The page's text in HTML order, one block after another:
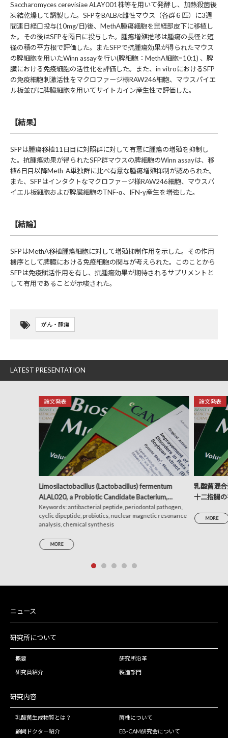
Saccharomyces cerevisiae ALAY001株等を用いて発酵し、加熱殺菌後
凍結乾燥して調製した。SFPをBALB/c雌性マウス（各群６匹）に3週
間連日経口投与(10mg/日)後、MethA腫瘍細胞を鼠経部皮下に移植し
た。その後はSFPを隔日に投与した。腫瘍増殖推移は腫瘍の長径と短
径の積の平方根で評価した。またSFPで抗腫瘍効果が得られたマウス
の脾細胞を用いたWinn assayを行い(脾細胞：MethA細胞=10:1) 、脾
臓における免疫細胞の活性化を評価した。また、in vitroにおけるSFP
の免疫細胞刺激活性をマクロファージ様RAW246細胞、マウスパイエ
ル板並びに脾臓細胞を用いてサイトカイン産生性で評価した。
【結果】
SFPは腫瘍移植11日目に対照群に対して有意に腫瘍の増殖を抑制し
た。抗腫瘍効果が得られたSFP群マウスの脾細胞のWinn assayは、移
植6日目以降Meth-A単独群に比べ有意な腫瘍増殖抑制が認められた。
また、SFPはインタクトなマクロファージ様RAW246細胞、マウスパ
イエル板細胞および脾臓細胞のTNF-α、IFN-γ産生を増強した。
【結論】
SFPはMethA移植腫瘍細胞に対して増殖抑制作用を示した。その作用
機序として脾臓における免疫細胞の関与が考えられた。このことから
SFPは免疫賦活作用を有し、抗腫瘍効果が期待されるサプリメントと
して有用であることが示唆された。
がん・腫瘍
LATEST PRESENTATION
論文発表
Limosilactobacillus (Lactobacillus) fermentum
ALAL020, a Probiotic Candidate Bacterium,
Produces a Cyclic Dipeptide That Suppresses the
Periodontal Pathogens Porphyromonas gingivalis
and Prevotella intermedia
Keywords: antibacterial peptide, periodontal pathogen,
cyclic dipeptide, probiotics, nuclear magnetic resonance
analysis, chemical synthesis
MORE
論文発表
乳酸菌混
十二指腸
MORE
ニュース
研究所について
概要 研究所沿革
研究員紹介 製造部門
研究内容
乳酸菌生成物質とは？ 菌株について
顧問ドクター紹介 EB-CAM研究会について